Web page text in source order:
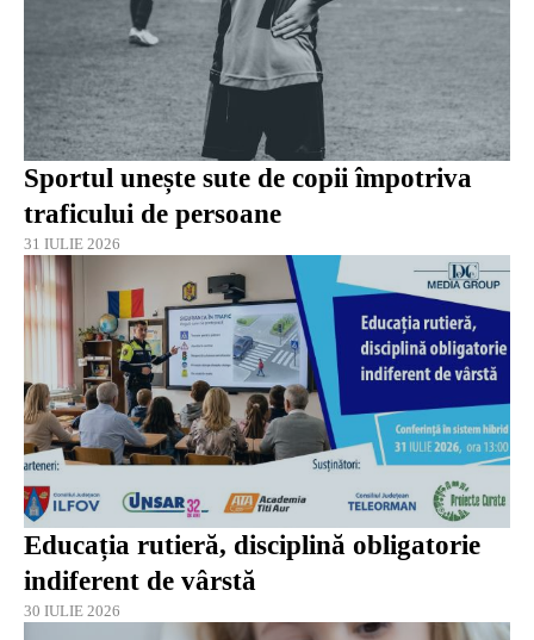
Sportul unește sute de copii împotriva
traficului de persoane
31 IULIE 2026
Educația rutieră, disciplină obligatorie
indiferent de vârstă
30 IULIE 2026